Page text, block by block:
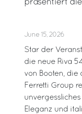
präsentiert
June 15, 2026
Star der
die neue Riva
von Booten,
Ferretti Group
unvergessliches
Eleganz und